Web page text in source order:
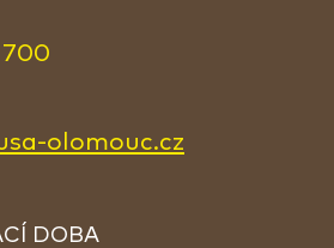
700
olomouc.cz
DOBA